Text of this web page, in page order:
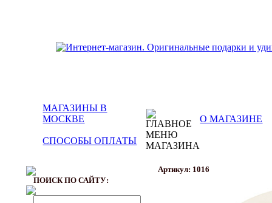
МАГАЗИНЫ В
МОСКВЕ
О МАГАЗИНЕ
СПОСОБЫ ОПЛАТЫ
ПОИСК ПО САЙТУ:
Артикул: 1016